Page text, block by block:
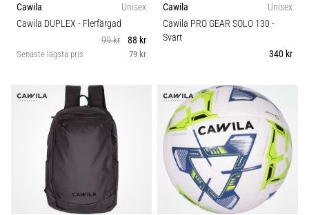
Cawila
Unisex
Cawila DUPLEX - Flerfärgad
99 kr
88 kr
Senaste lägsta pris 79 kr
Cawila
Unisex
Cawila PRO GEAR SOLO 130 -
Svart
340 kr